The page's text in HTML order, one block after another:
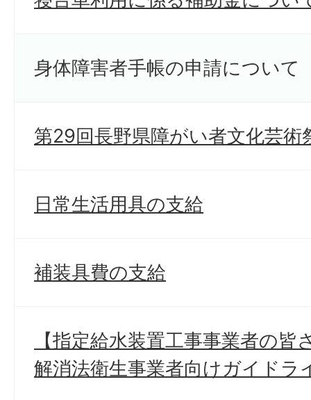
身体障害者手帳の申請について
第29回長野県障がい者文化芸術
日常生活用具の支給
補装具費の支給
【指定給水装置工事事業者の
解消法衛生事業者向けガイドラ